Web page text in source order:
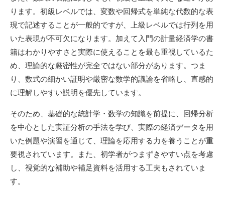
ります。初級レベルでは、変数や回帰式を単純な代数的な表
現で記述することが一般的ですが、上級レベルでは行列を用
いた表現が不可欠になります。加えて入門の計量経済学の書
籍はわかりやすさと実際に使えることを最も重視しているた
め、理論的な厳密性が完全ではない部分があります。つま
り、数式の細かい証明や厳密な数学的議論を省略し、直感的
に理解しやすい説明を優先しています。
そのため、基礎的な統計学・数学の知識を前提に、回帰分析
を中心とした実証分析の手法を学び、実際の経済データを用
いた例題や演習を通じて、理論を応用する力を養うことが重
要視されています。また、初学者がつまずきやすい点を考慮
し、視覚的な補助や補足資料を活用する工夫もされていま
す。